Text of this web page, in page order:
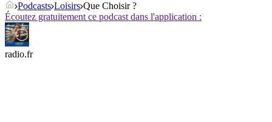
Podcasts Loisirs Que Choisir ?
Écoutez gratuitement ce podcast dans l'application :
radio.fr